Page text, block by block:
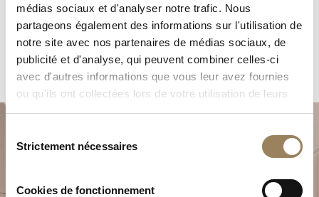
médias sociaux et d'analyser notre trafic. Nous
partageons également des informations sur l'utilisation de
notre site avec nos partenaires de médias sociaux, de
publicité et d'analyse, qui peuvent combiner celles-ci
avec d'autres informations que vous leur avez fournies
ou qu'ils ont collectées lors de votre utilisation de leurs
services.
duStrictement nécessaires
Cookies de fonctionnement